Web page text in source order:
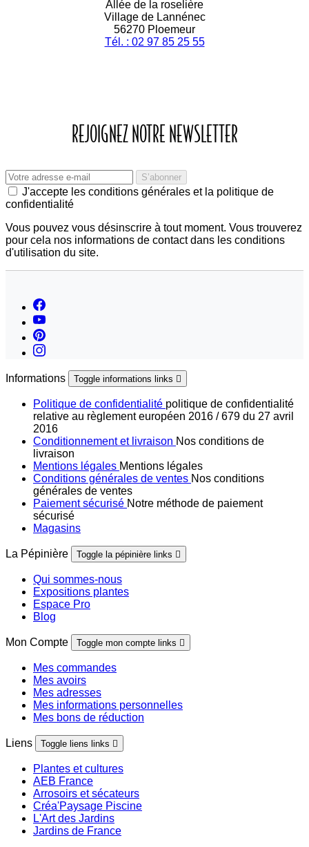
Allée de la roselière
Village de Lannénec
56270 Ploemeur
Tél. : 02 97 85 25 55
REJOIGNEZ NOTRE NEWSLETTER
J'accepte les conditions générales et la politique de
confidentialité
Vous pouvez vous désinscrire à tout moment. Vous trouverez
pour cela nos informations de contact dans les conditions
d'utilisation du site.
Informations Toggle informations links 
Politique de confidentialité politique de confidentialité
relative au règlement européen 2016 / 679 du 27 avril
2016
Conditionnement et livraison Nos conditions de
livraison
Mentions légales Mentions légales
Conditions générales de ventes Nos conditions
générales de ventes
Paiement sécurisé Notre méthode de paiement
sécurisé
Magasins
La Pépinière Toggle la pépinière links 
Qui sommes-nous
Expositions plantes
Espace Pro
Blog
Mon Compte Toggle mon compte links 
Mes commandes
Mes avoirs
Mes adresses
Mes informations personnelles
Mes bons de réduction
Liens Toggle liens links 
Plantes et cultures
AEB France
Arrosoirs et sécateurs
Créa'Paysage Piscine
L'Art des Jardins
Jardins de France